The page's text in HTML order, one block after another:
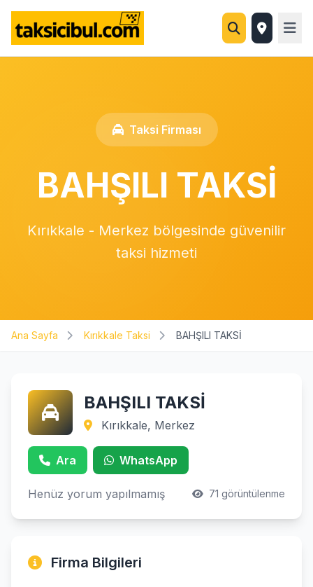
Taksi Firması
BAHŞILI TAKSİ
Kırıkkale - Merkez bölgesinde güvenilir
taksi hizmeti
Ana Sayfa Kırıkkale Taksi BAHŞILI TAKSİ
BAHŞILI TAKSİ
Kırıkkale, Merkez
Ara WhatsApp
Henüz yorum yapılmamış 71 görüntülenme
Firma Bilgileri